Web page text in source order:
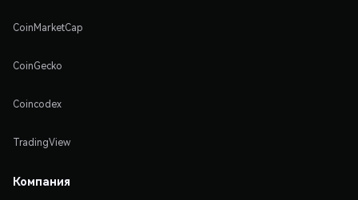
CoinMarketCap
CoinGecko
Coincodex
TradingView
Компания